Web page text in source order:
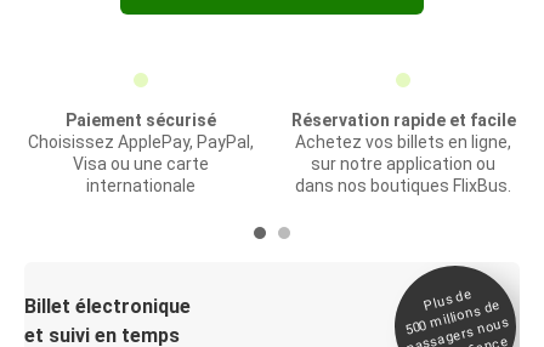
Paiement sécurisé
Choisissez ApplePay, PayPal,
Visa ou une carte
internationale
Réservation rapide et facile
Achetez vos billets en ligne,
sur notre application ou
dans nos boutiques FlixBus.
Billet électronique
et suivi en temps
Plus de
500
millions de
passagers nous